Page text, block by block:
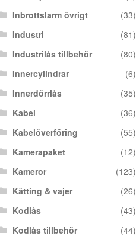
Inbrottslarm övrigt
(33)
Industri
(81)
Industrilås tillbehör
(80)
Innercylindrar
(6)
Innerdörrlås
(35)
Kabel
(36)
Kabelöverföring
(55)
Kamerapaket
(12)
Kameror
(123)
Kätting & vajer
(26)
Kodlås
(43)
Kodlås tillbehör
(44)